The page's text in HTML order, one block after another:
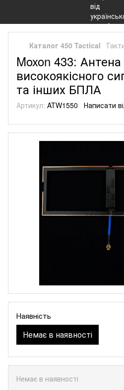
Каталог 450 Tactical
Moxon 433:
високоякісного
та інших БПЛА
Артикул: ATW1550 Написати
Наявність
Немає в наявності
Немає в наявності